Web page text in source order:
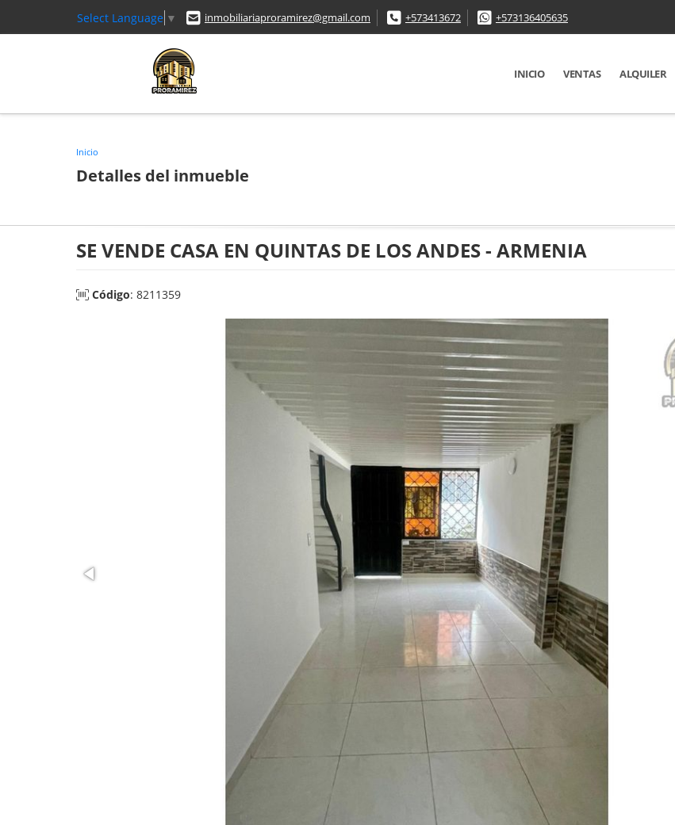
Select Language ▼ inmobiliariaproramirez@gmail.com +573413672 +573136405635
INICIO VENTAS ALQUILER
Inicio
Detalles del inmueble
SE VENDE CASA EN QUINTAS DE LOS ANDES - ARMENIA
Código: 8211359